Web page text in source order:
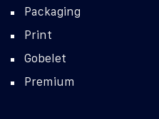
Packaging
Print
Gobelet
Premium